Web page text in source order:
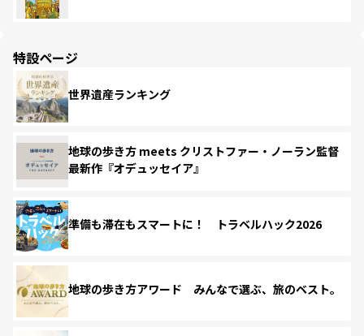
特設ページ
世界遺産ランキング
地球の歩き方 meets クリストファー・ノーラン監督
最新作『オデュッセイア』
準備も滞在もスマートに！ トラベルハック2026
地球の歩き方アワード みんなで選ぶ、旅のベスト。